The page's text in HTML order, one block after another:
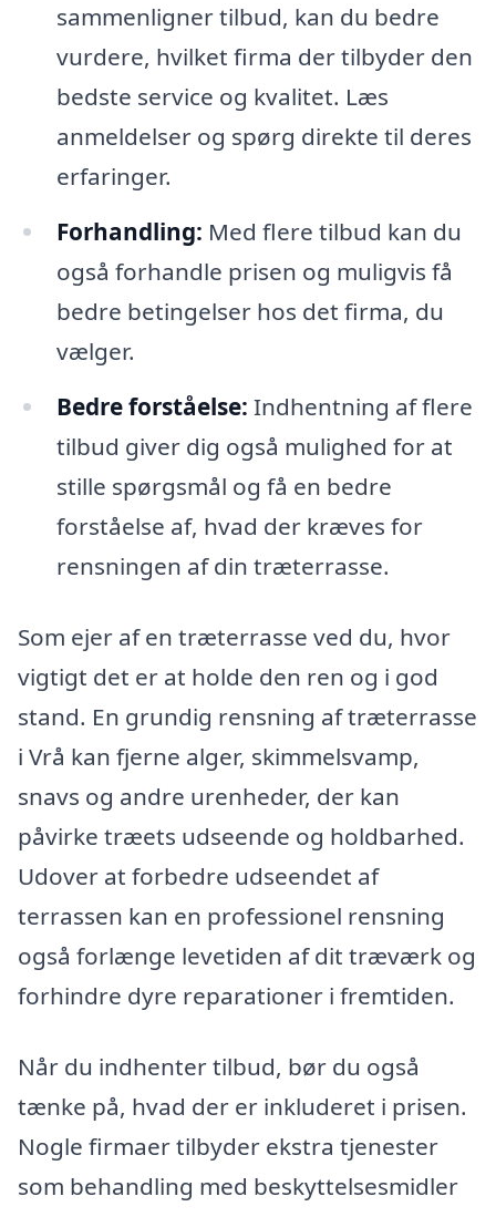
sammenligner tilbud, kan du bedre
vurdere, hvilket firma der tilbyder den
bedste service og kvalitet. Læs
anmeldelser og spørg direkte til deres
erfaringer.
Forhandling: Med flere tilbud kan du
også forhandle prisen og muligvis få
bedre betingelser hos det firma, du
vælger.
Bedre forståelse: Indhentning af flere
tilbud giver dig også mulighed for at
stille spørgsmål og få en bedre
forståelse af, hvad der kræves for
rensningen af din træterrasse.
Som ejer af en træterrasse ved du, hvor
vigtigt det er at holde den ren og i god
stand. En grundig rensning af træterrasse
i Vrå kan fjerne alger, skimmelsvamp,
snavs og andre urenheder, der kan
påvirke træets udseende og holdbarhed.
Udover at forbedre udseendet af
terrassen kan en professionel rensning
også forlænge levetiden af dit træværk og
forhindre dyre reparationer i fremtiden.
Når du indhenter tilbud, bør du også
tænke på, hvad der er inkluderet i prisen.
Nogle firmaer tilbyder ekstra tjenester
som behandling med beskyttelsesmidler